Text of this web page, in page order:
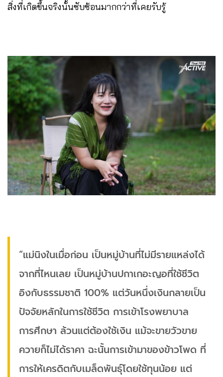
สิ่งที่เกิดขึ้นจริงนั้นซับซ้อนมากกว่าที่เคยรับรู้
“แม่นิงในเมื่อก่อน เป็นหมู่บ้านที่ไม่มีรายแหล่งได้
จากที่ไหนเลย เป็นหมู่บ้านปกาเกอะญอที่ใช้ชีวิต
อิงกับธรรมชาติ 100% แต่วันหนึ่งเงินกลายเป็น
ปัจจัยหลักในการใช้ชีวิต การเข้าโรงพยาบาล
การศึกษา ล้วนแต่ต้องใช้เงิน แม้จะขายวัวขาย
ควายก็ไม่ได้ราคา ฉะนั้นการเข้ามาของข้าวโพด ที่
การให้เครดิตกับเมล็ดพันธุ์โดยใช้ทุนน้อย แต่